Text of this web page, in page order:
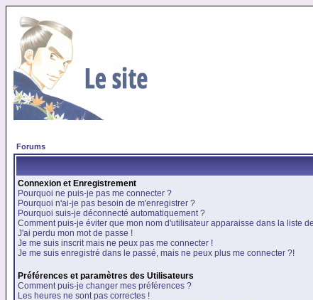
Forums
Connexion et Enregistrement
Pourquoi ne puis-je pas me connecter ?
Pourquoi n'ai-je pas besoin de m'enregistrer ?
Pourquoi suis-je déconnecté automatiquement ?
Comment puis-je éviter que mon nom d'utilisateur apparaisse dans la liste
J'ai perdu mon mot de passe !
Je me suis inscrit mais ne peux pas me connecter !
Je me suis enregistré dans le passé, mais ne peux plus me connecter ?!
Préférences et paramètres des Utilisateurs
Comment puis-je changer mes préférences ?
Les heures ne sont pas correctes !